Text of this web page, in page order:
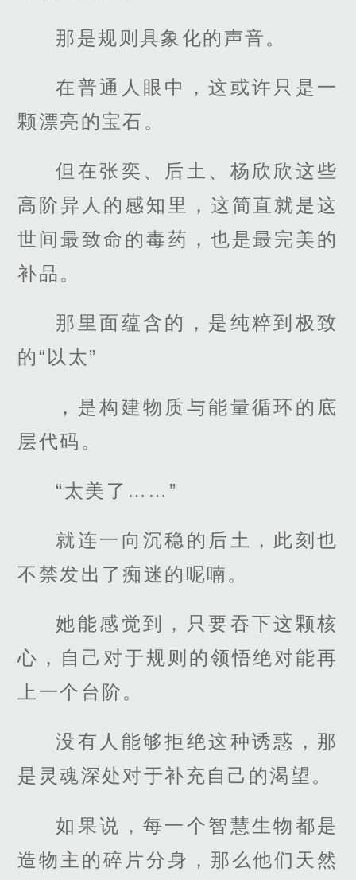
那是规则具象化的声音。
在普通人眼中，这或许只是一
颗漂亮的宝石。
但在张奕、后土、杨欣欣这些
高阶异人的感知里，这简直就是这
世间最致命的毒药，也是最完美的
补品。
那里面蕴含的，是纯粹到极致
的“以太”
，是构建物质与能量循环的底
层代码。
“太美了……”
就连一向沉稳的后土，此刻也
不禁发出了痴迷的呢喃。
她能感觉到，只要吞下这颗核
心，自己对于规则的领悟绝对能再
上一个台阶。
没有人能够拒绝这种诱惑，那
是灵魂深处对于补充自己的渴望。
如果说，每一个智慧生物都是
造物主的碎片分身，那么他们天然